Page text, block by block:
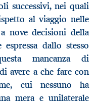
successivi, nei quali
al viaggio nelle
nove decisioni della
espressa dallo stesso
mancanza di
avere a che fare con
cui nessuno ha
mera e unilaterale